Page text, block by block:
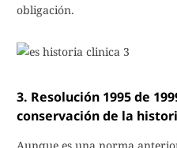
obligación.
3. Resolución 1995 de
conservación de la